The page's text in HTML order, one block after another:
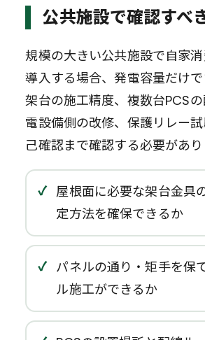
公共施設で確認すべ
規模の大きい公共施設で自家
導入する場合、発電容量だけ
架台の施工精度、複数台PCS
電設備側の改修、保護リレー
己確認まで確認する必要があり
屋根面に必要な架台金具
定方法を確保できるか
パネルの通り・矩手を保
ル施工ができるか